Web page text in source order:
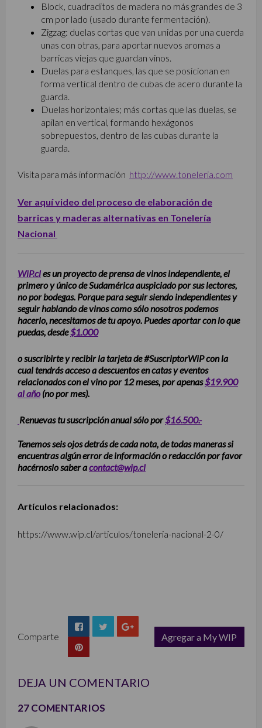
Block, cuadraditos de madera no más grandes de 3
cm por lado (usado durante fermentación).
Zigzag: duelas cortas que van unidas por una cuerda
unas con otras, para aportar nuevos aromas a
barricas viejas que guardan vinos.
Duelas para estanques, las que se posicionan en
forma vertical dentro de cubas de acero durante la
guarda.
Duelas horizontales; más cortas que las duelas, se
apilan en vertical, formando hexágonos
sobrepuestos, dentro de las cubas durante la
guarda.
Visita para más información http://www.toneleria.com
Ver aquí video del proceso de elaboración de
barricas y maderas alternativas en Tonelería
Nacional
WiP.cles un proyecto de prensa de vinos independiente, el
primero y único de Sudamérica auspiciado por sus lectores,
no por bodegas. Porque para seguir siendo independientes y
seguir hablando de vinos como sólo nosotros podemos
hacerlo, necesitamos de tu apoyo. Puedes aportar con lo que
puedas, desde$1.000
o suscribirte y recibir la tarjeta de #SuscriptorWiP con la
cual tendrás acceso a descuentos en catas y eventos
relacionados con el vino por 12 meses, por apenas$19.900
al año(no por mes).
Renuevas tu suscripción anual sólo por$16.500.-
Tenemos seis ojos detrás de cada nota, de todas maneras si
encuentras algún error de información o redacción por favor
hacérnoslo saber acontact@wip.cl
Artículos relacionados:
https://www.wip.cl/articulos/toneleria-nacional-2-0/
Comparte
Agregar a My WIP
DEJA UN COMENTARIO
27 COMENTARIOS